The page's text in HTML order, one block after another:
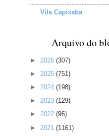
Vila Capixaba
Arquivo do
► 2026 (307)
► 2025 (751)
► 2024 (198)
► 2023 (129)
► 2022 (96)
► 2021 (1161)